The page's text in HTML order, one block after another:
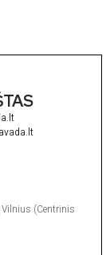
(Centrinis